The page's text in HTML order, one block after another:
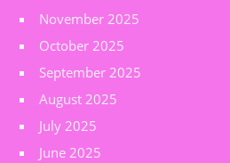
November 2025
October 2025
September 2025
August 2025
July 2025
June 2025